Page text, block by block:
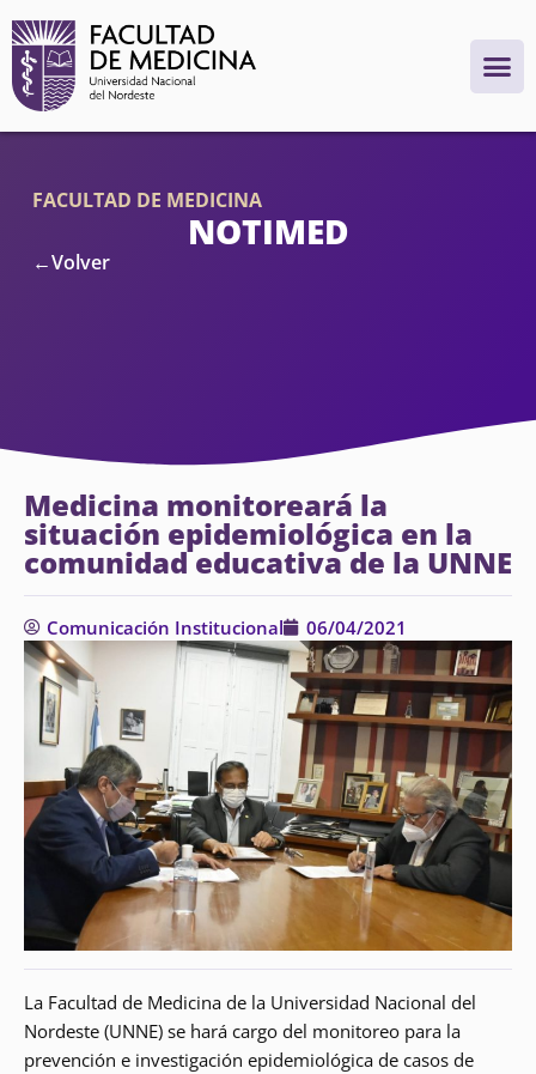
FACULTAD DE MEDICINA
NOTIMED
←Volver
Medicina monitoreará la
situación epidemiológica en la
comunidad educativa de la UNNE
Comunicación Institucional 06/04/2021
La Facultad de Medicina de la Universidad Nacional del
Nordeste (UNNE) se hará cargo del monitoreo para la
prevención e investigación epidemiológica de casos de